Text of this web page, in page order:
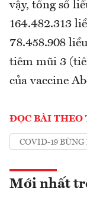
vậy, tổng số
164.482.313
78.458.908
tiêm mũi 3
của vaccine
ĐỌC BÀI THEO
COVID-19
Mới nhất